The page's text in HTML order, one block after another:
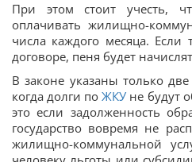
При этом стоит учесть,
оплачивать жилищно-
числа каждого месяца. Если
договоре, пеня будет
В законе указаны только
когда долги поЖКУ не будут
это если задолженность
государство вовремя не
жилищно-коммунальной